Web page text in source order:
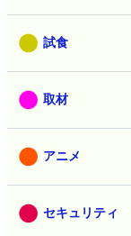
試食
取材
アニメ
セキュリティ